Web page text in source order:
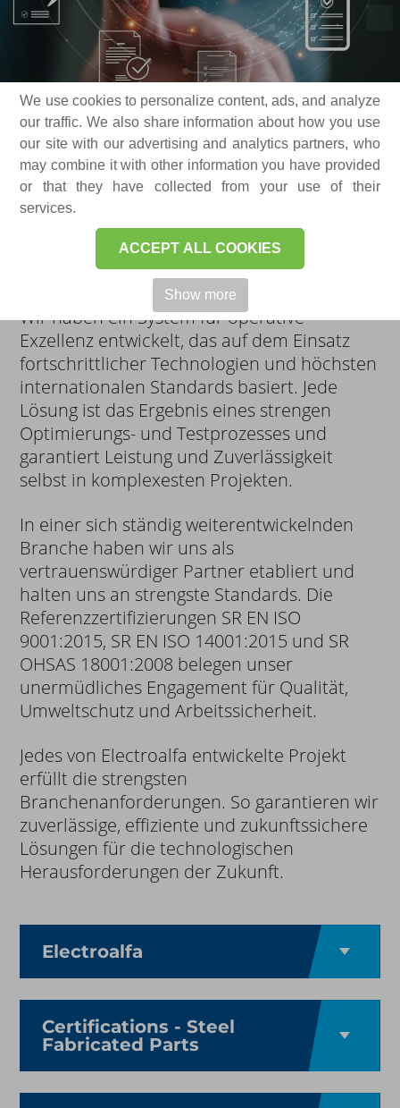
We use cookies to personalize content, ads, and analyze
our traffic. We also share information about how you use
our site with our advertising and analytics partners, who
may combine it with other information you have provided
or that they have collected from your use of their
services.
ACCEPT ALL COOKIES
Show more
ZERTIFIZIERUNG
Unsere Expertise – Zertifizierte Leistung,
Wir haben ein System für operative
Exzellenz entwickelt, das auf dem Einsatz
fortschrittlicher Technologien und höchsten
internationalen Standards basiert. Jede
Lösung ist das Ergebnis eines strengen
Optimierungs- und Testprozesses und
garantiert Leistung und Zuverlässigkeit
selbst in komplexesten Projekten.
In einer sich ständig weiterentwickelnden
Branche haben wir uns als
vertrauenswürdiger Partner etabliert und
halten uns an strengste Standards. Die
Referenzzertifizierungen SR EN ISO
9001:2015, SR EN ISO 14001:2015 und SR
OHSAS 18001:2008 belegen unser
unermüdliches Engagement für Qualität,
Umweltschutz und Arbeitssicherheit.
Jedes von Electroalfa entwickelte Projekt
erfüllt die strengsten
Branchenanforderungen. So garantieren wir
zuverlässige, effiziente und zukunftssichere
Lösungen für die technologischen
Herausforderungen der Zukunft.
Electroalfa
Certifications - Steel
Fabricated Parts